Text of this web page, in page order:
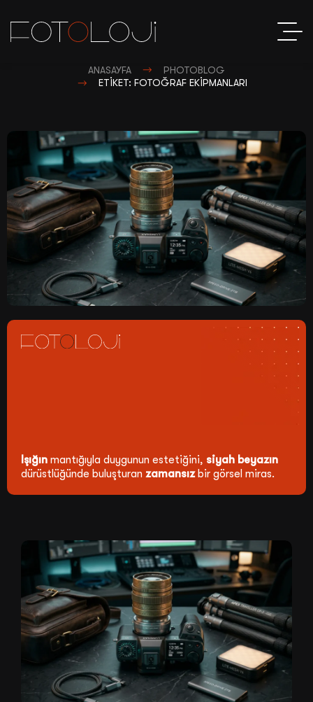
ANASAYFA
PHOTOBLOG
ETIKET: FOTOĞRAF EKIPMANLARI
Işığın mantığıyla duygunun estetiğini, siyah beyazın
dürüstlüğünde buluşturan zamansızbir görsel miras.